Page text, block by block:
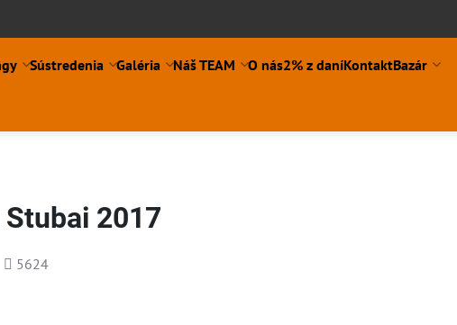
Sústredenia Galéria Náš TEAM O nás2% z daníKontaktBazár
2017
Počet
5624